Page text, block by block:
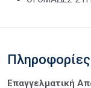
Πληροφορίες
Επαγγελματική